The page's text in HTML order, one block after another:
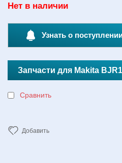
Нет в наличии
Узнать о
Запчасти для Makita
Сравнить
Добавить